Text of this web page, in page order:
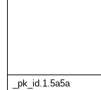
_pk_id.1.5a5a